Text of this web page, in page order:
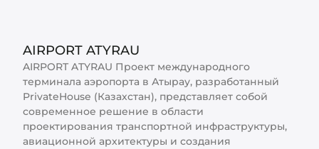
AIRPORT ATYRAU
AIRPORT ATYRAU Проект международного
терминала аэропорта в Атырау, разработанный
PrivateHouse (Казахстан), представляет собой
современное решение в области
проектирования транспортной инфраструктуры,
авиационной архитектуры и создания